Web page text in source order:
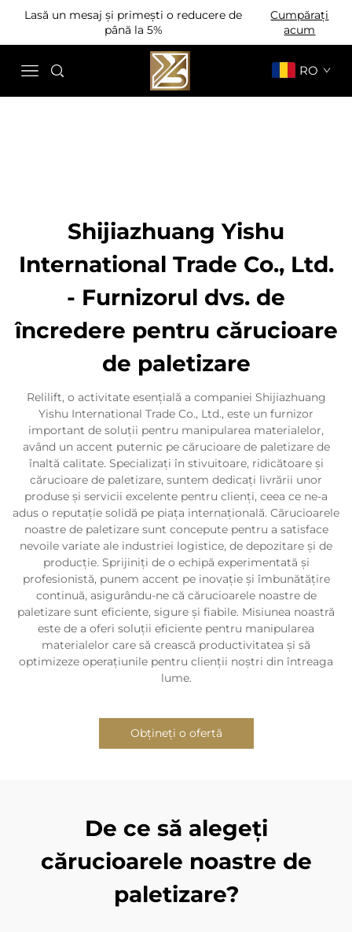
Lasă un mesaj și primești o reducere de
până la 5%
Cumpărați
acum
RO
Shijiazhuang Yishu
International Trade Co., Ltd.
- Furnizorul dvs. de
încredere pentru cărucioare
de paletizare
Relilift, o activitate esențială a companiei Shijiazhuang
Yishu International Trade Co., Ltd., este un furnizor
important de soluții pentru manipularea materialelor,
având un accent puternic pe cărucioare de paletizare de
înaltă calitate. Specializați în stivuitoare, ridicătoare și
cărucioare de paletizare, suntem dedicați livrării unor
produse și servicii excelente pentru clienți, ceea ce ne-a
adus o reputație solidă pe piața internațională. Cărucioarele
noastre de paletizare sunt concepute pentru a satisface
nevoile variate ale industriei logistice, de depozitare și de
producție. Sprijiniți de o echipă experimentată și
profesionistă, punem accent pe inovație și îmbunătățire
continuă, asigurându-ne că cărucioarele noastre de
paletizare sunt eficiente, sigure și fiabile. Misiunea noastră
este de a oferi soluții eficiente pentru manipularea
materialelor care să crească productivitatea și să
optimizeze operațiunile pentru clienții noștri din întreaga
lume.
Obțineți o ofertă
De ce să alegeți
cărucioarele noastre de
paletizare?